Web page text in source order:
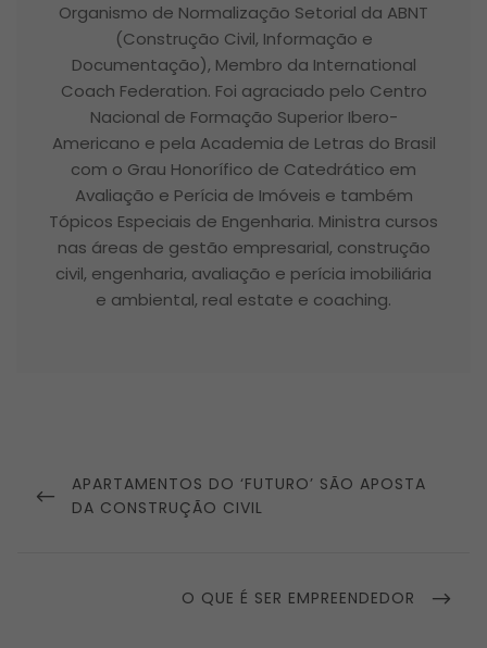
Organismo de Normalização Setorial da ABNT
(Construção Civil, Informação e
Documentação), Membro da International
Coach Federation. Foi agraciado pelo Centro
Nacional de Formação Superior Ibero-
Americano e pela Academia de Letras do Brasil
com o Grau Honorífico de Catedrático em
Avaliação e Perícia de Imóveis e também
Tópicos Especiais de Engenharia. Ministra cursos
nas áreas de gestão empresarial, construção
civil, engenharia, avaliação e perícia imobiliária
e ambiental, real estate e coaching.
Post
PREVIOUS
POST
APARTAMENTOS DO ‘FUTURO’ SÃO APOSTA
DA CONSTRUÇÃO CIVIL
NEXT
O QUE É SER EMPREENDEDOR